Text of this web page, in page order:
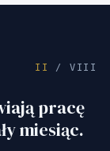
II / VIII
pracę
miesiąc.